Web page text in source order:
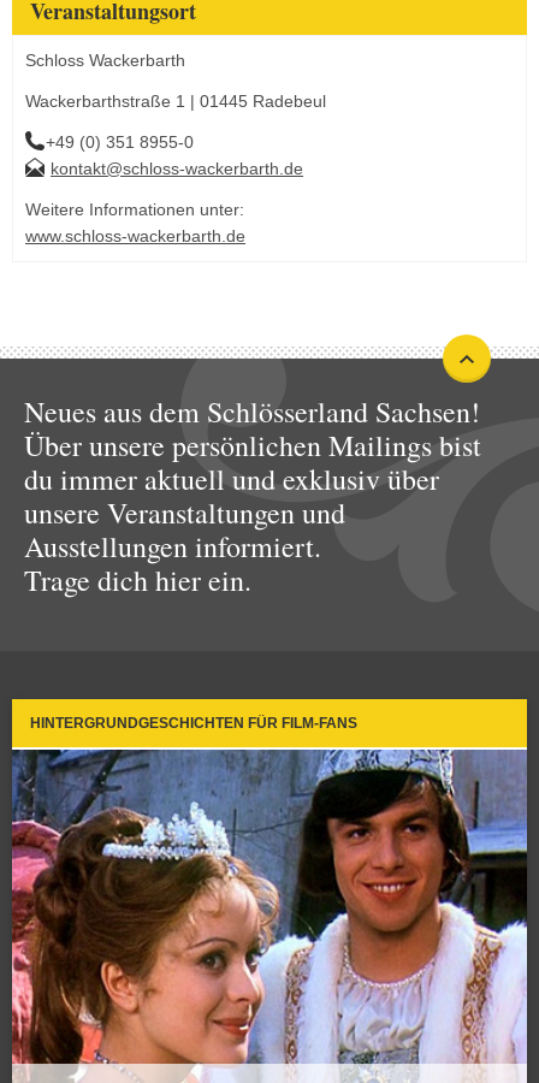
Veranstaltungsort
Schloss Wackerbarth
Wackerbarthstraße 1 | 01445 Radebeul
+49 (0) 351 8955-0
kontakt@schloss-wackerbarth.de
Weitere Informationen unter:
www.schloss-wackerbarth.de
Neues aus dem Schlösserland Sachsen!
Über unsere persönlichen Mailings bist
du immer aktuell und exklusiv über
unsere Veranstaltungen und
Ausstellungen informiert.
Trage dich hier ein.
HINTERGRUNDGESCHICHTEN FÜR FILM-FANS